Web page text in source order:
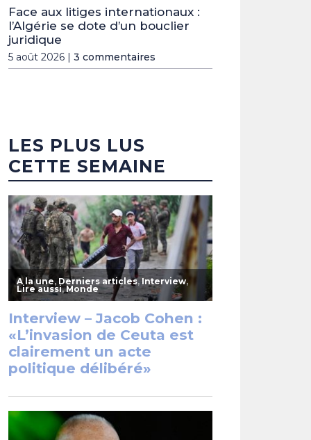
Face aux litiges internationaux :
l’Algérie se dote d’un bouclier
juridique
5 août 2026 | 3 commentaires
LES PLUS LUS
CETTE SEMAINE